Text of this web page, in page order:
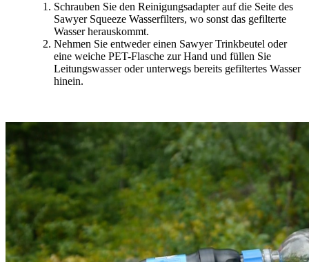
Schrauben Sie den Reinigungsadapter auf die Seite des
Sawyer Squeeze Wasserfilters, wo sonst das gefilterte
Wasser herauskommt.
Nehmen Sie entweder einen Sawyer Trinkbeutel oder
eine weiche PET-Flasche zur Hand und füllen Sie
Leitungswasser oder unterwegs bereits gefiltertes Wasser
hinein.